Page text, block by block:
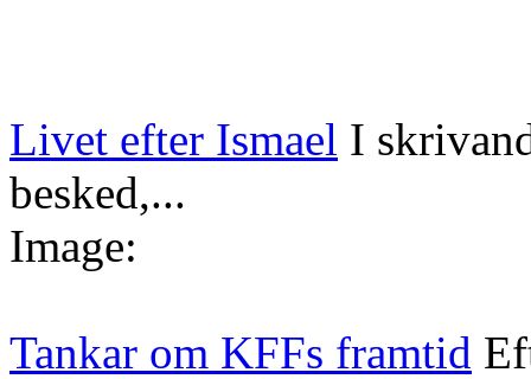
Livet efter Ismael I
besked,...
Image:
Tankar om KFFs framtid